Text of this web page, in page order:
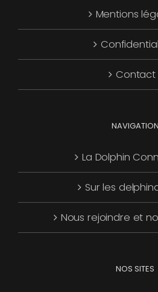
Mentions
Contact
NAVIGATION
La Dolphin
Sur les
Nous rejoindre et
NOS SITES